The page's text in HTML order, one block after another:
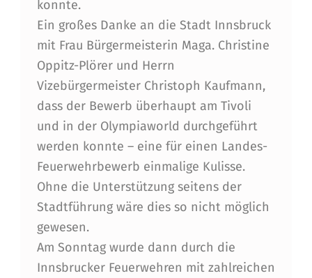
konnte.
Ein großes Danke an die Stadt Innsbruck
mit Frau Bürgermeisterin Maga. Christine
Oppitz-Plörer und Herrn
Vizebürgermeister Christoph Kaufmann,
dass der Bewerb überhaupt am Tivoli
und in der Olympiaworld durchgeführt
werden konnte – eine für einen Landes-
Feuerwehrbewerb einmalige Kulisse.
Ohne die Unterstützung seitens der
Stadtführung wäre dies so nicht möglich
gewesen.
Am Sonntag wurde dann durch die
Innsbrucker Feuerwehren mit zahlreichen